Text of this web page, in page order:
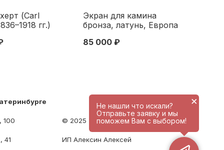
(Carl
гг.)
пол. XIX в.
Экран для камина
бронза, латунь, Европа
Европа Конец XIX века
85 000 ₽
100
41
© 2025 - antique-center.ru
ИП Алексин Алексей
Не нашли что искали?
Отправьте заявку и мы
поможем Вам с выбором!
×